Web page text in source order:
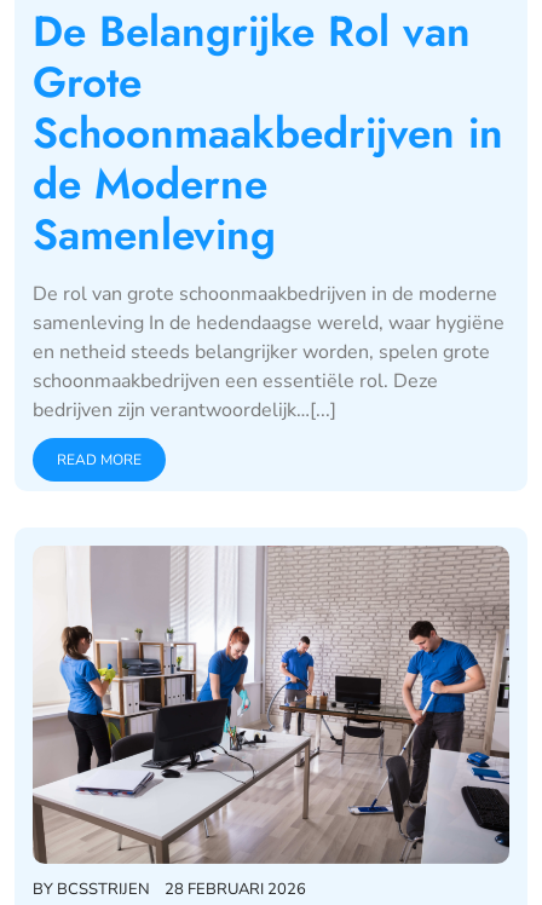
De Belangrijke Rol van
Grote
Schoonmaakbedrijven in
de Moderne
Samenleving
De rol van grote schoonmaakbedrijven in de moderne
samenleving In de hedendaagse wereld, waar hygiëne
en netheid steeds belangrijker worden, spelen grote
schoonmaakbedrijven een essentiële rol. Deze
bedrijven zijn verantwoordelijk…[...]
READ MORE
BY BCSSTRIJEN 28 FEBRUARI 2026